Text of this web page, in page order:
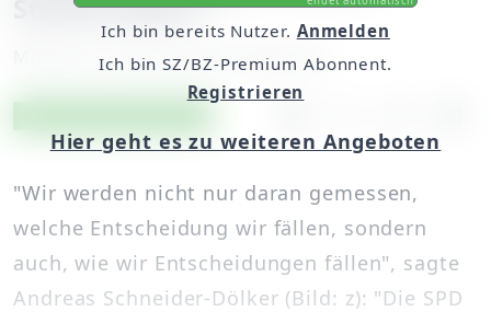
Stellenabbau"
Mittwoch, 28. April 2010, 00:00 Uhr
"Wir werden nicht nur daran gemessen,
welche Entscheidung wir fällen, sondern
auch, wie wir Entscheidungen fällen", sagte
Andreas Schneider-Dölker (Bild: z): "Die SPD
Ich bin bereits Nutzer. Anmelden
Ich bin SZ/BZ-Premium Abonnent.
Registrieren
Hier geht es zu weiteren Angeboten